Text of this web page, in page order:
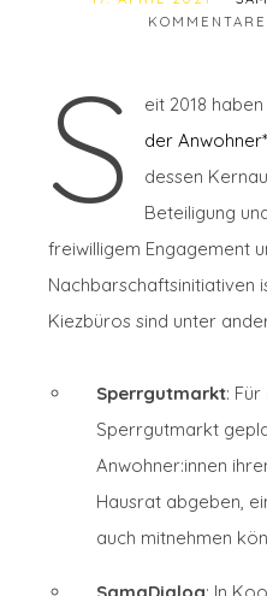
S eit 2018
der
dessen
Beteiligung
freiwilligem Engagement
Nachbarschaftsinitiativen
Kiezbüros sind unter
Sperrgutmarkt:
Sperrgutmarkt
Anwohner:innen
Hausrat abgeben,
auch mitnehmen